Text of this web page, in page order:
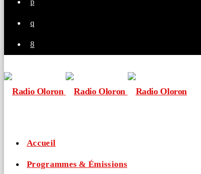
Accueil
Programmes & Émissions